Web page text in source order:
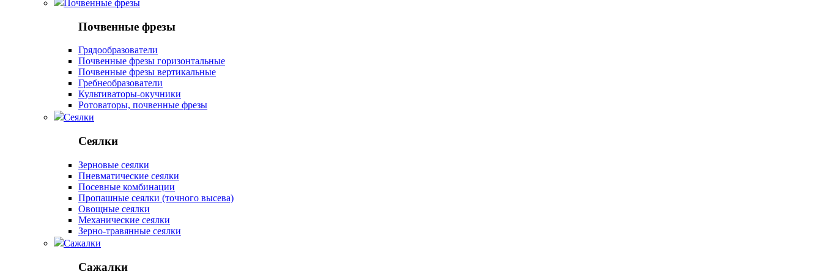
Почвенные фрезы
Почвенные фрезы
Грядообразователи
Почвенные фрезы горизонтальные
Почвенные фрезы вертикальные
Гребнеобразователи
Культиваторы-окучники
Ротоваторы, почвенные фрезы
Сеялки
Сеялки
Зерновые сеялки
Пневматические сеялки
Посевные комбинации
Пропашные сеялки (точного высева)
Овощные сеялки
Механические сеялки
Зерно-травянные сеялки
Сажалки
Сажалки